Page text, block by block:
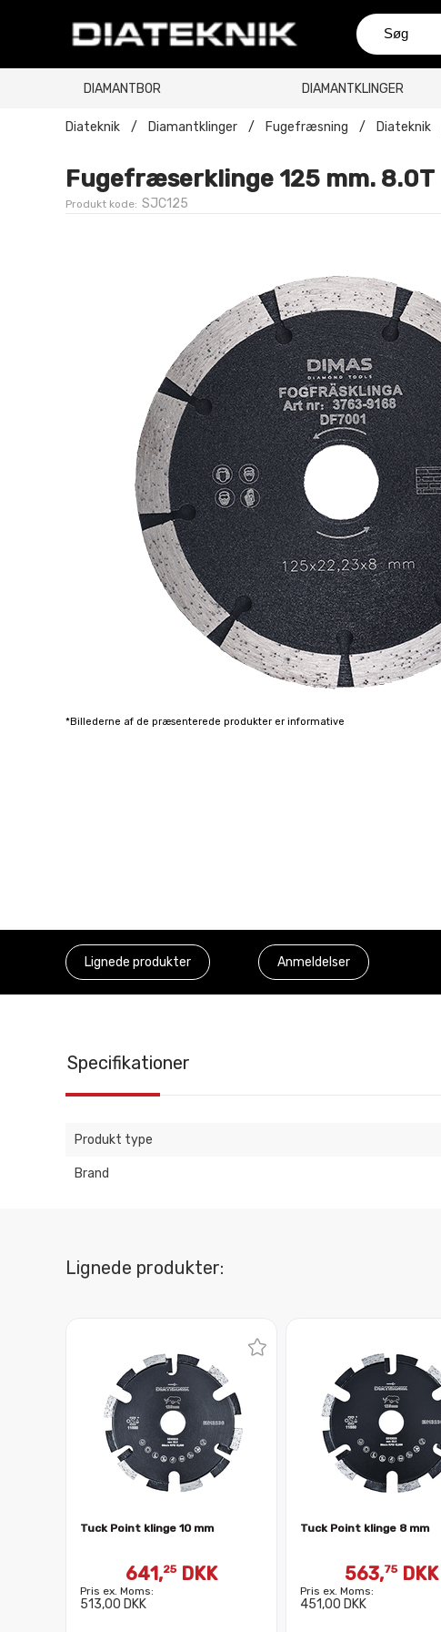
DIAMANTBOR DIAMANTKLINGER
Diateknik / Diamantklinger / Fugefræsning / Diateknik
Fugefræserklinge 125 mm. 8.0T
Produkt kode: SJC125
*Billederne af de præsenterede produkter er informative
Lignede produkter Anmeldelser
Specifikationer
Produkt type
Brand
Lignede produkter:
Tuck Point klinge 10 mm
641,25 DKK
Pris ex. Moms:
513,00 DKK
Tuck Point klinge 8 mm
563,75DKK
Pris ex. Moms:
451,00 DKK